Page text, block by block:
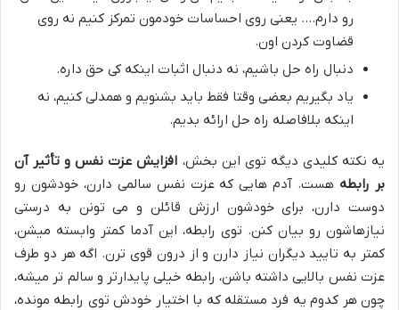
رو دارم…. یعنی روی احساسات خودمون تمرکز کنیم نه روی
قضاوت کردن اون.
دنبال راه حل باشیم، نه دنبال اثبات اینکه کی حق داره.
یاد بگیریم بعضی وقتا فقط باید بشنویم و همدلی کنیم، نه
اینکه بلافاصله راه حل ارائه بدیم.
یه نکته کلیدی دیگه توی این بخش، افزایش عزت نفس و تأثیر آن
بر رابطه هست. آدم هایی که عزت نفس سالمی دارن، خودشون رو
دوست دارن، برای خودشون ارزش قائلن و می تونن به درستی
نیازهاشون رو بیان کنن. توی رابطه، این آدما کمتر وابسته میشن،
کمتر به تایید دیگران نیاز دارن و از درون قوی ترن. اگه هر دو طرف
عزت نفس بالایی داشته باشن، رابطه خیلی پایدارتر و سالم تر میشه،
چون هر کدوم یه فرد مستقله که با اختیار خودش توی رابطه مونده،